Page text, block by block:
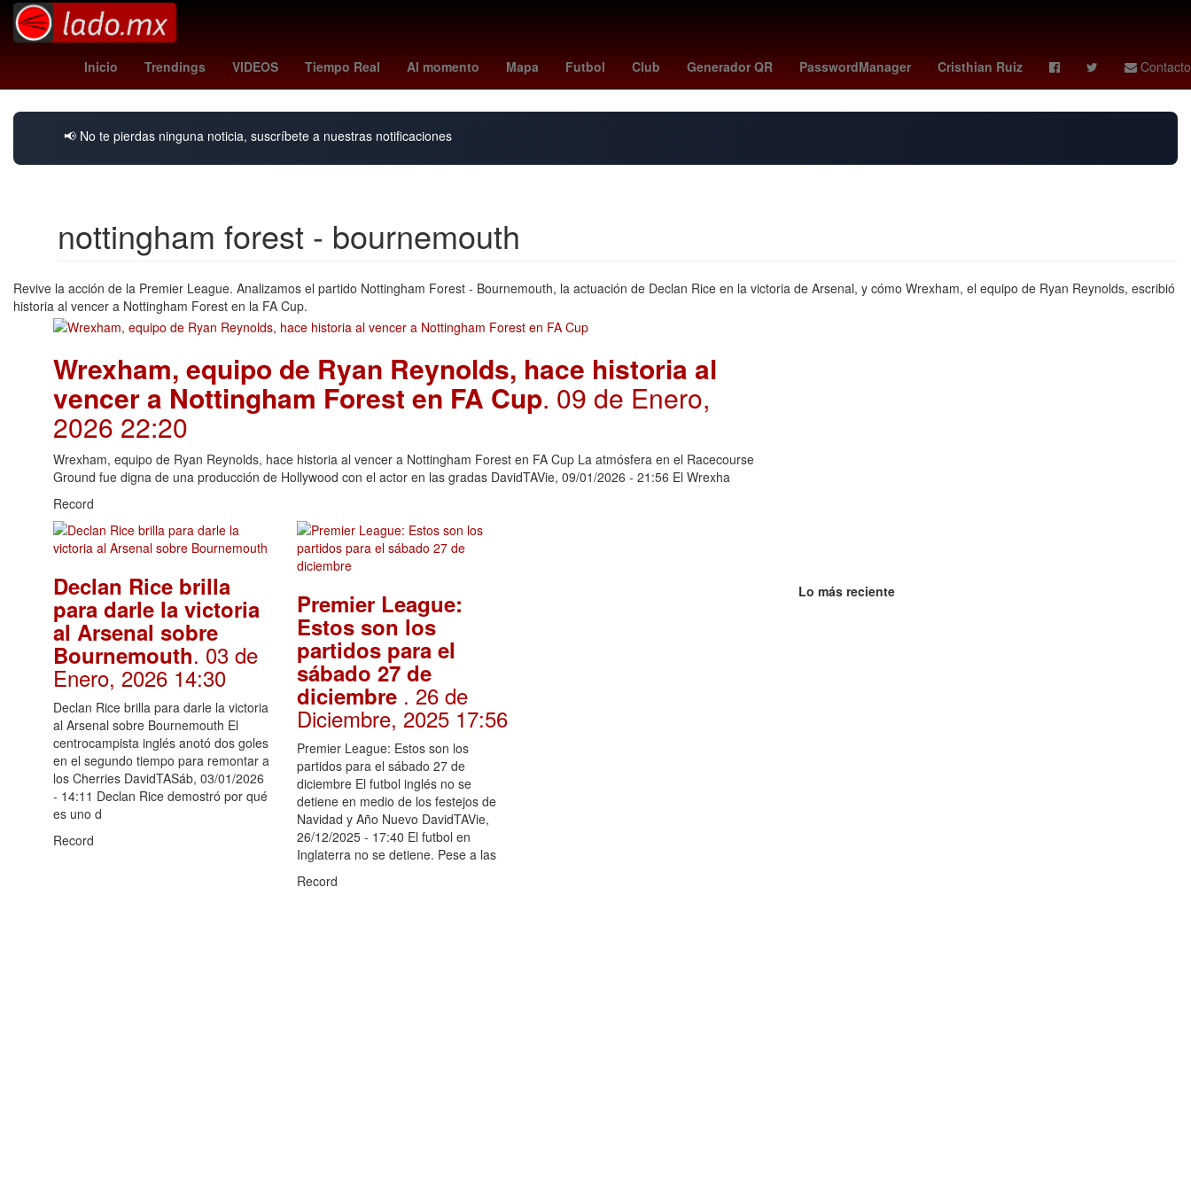
Inicio Trendings VIDEOS Tiempo Real Al momento Mapa Futbol Club Generador QR PasswordManager Cristhian Ruiz Contacto
Argentina Gobierno Dólar estadounidense Ezra Miller 27 de marzo Brasil Aguascalientes 2024 Senador Perú
📢 No te pierdas ninguna noticia, suscríbete a nuestras notificaciones
nottingham forest - bournemouth
Revive la acción de la Premier League. Analizamos el partido Nottingham Forest - Bournemouth, la actuación de Declan Rice en la victoria de Arsenal, y cómo Wrexham, el equipo de Ryan Reynolds, escribió
historia al vencer a Nottingham Forest en la FA Cup.
Wrexham, equipo de Ryan Reynolds, hace historia al
vencer a Nottingham Forest en FA Cup. 09 de Enero,
2026 22:20
Wrexham, equipo de Ryan Reynolds, hace historia al vencer a Nottingham Forest en FA Cup La atmósfera en el Racecourse
Ground fue digna de una producción de Hollywood con el actor en las gradas DavidTAVie, 09/01/2026 - 21:56 El Wrexha
Record
Declan Rice brilla
para darle la victoria
al Arsenal sobre
Bournemouth. 03 de
Enero, 2026 14:30
Declan Rice brilla para darle la victoria
al Arsenal sobre Bournemouth El
centrocampista inglés anotó dos goles
en el segundo tiempo para remontar a
los Cherries DavidTASáb, 03/01/2026
- 14:11 Declan Rice demostró por qué
es uno d
Record
Premier League:
Estos son los
partidos para el
sábado 27 de
diciembre . 26 de
Diciembre, 2025 17:56
Premier League: Estos son los
partidos para el sábado 27 de
diciembre El futbol inglés no se
detiene en medio de los festejos de
Navidad y Año Nuevo DavidTAVie,
26/12/2025 - 17:40 El futbol en
Inglaterra no se detiene. Pese a las
Record
Lo más reciente